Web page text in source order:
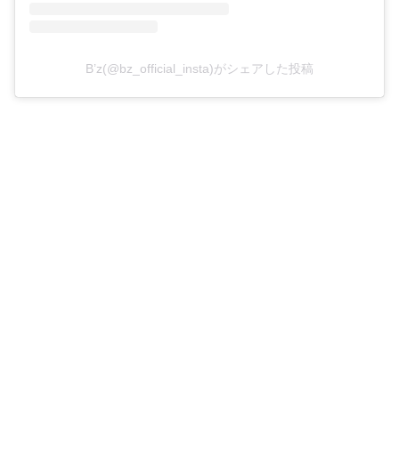
B’z(@bz_official_insta)がシェアした投稿